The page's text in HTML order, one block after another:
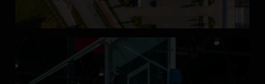
Każdy dzień przynosi nam nowe wyzwania i doświadczenia, nie
zapominając o wspaniałej zabawie!